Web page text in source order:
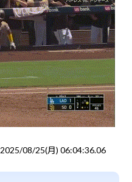
2025/08/25(月) 06:04:36.06